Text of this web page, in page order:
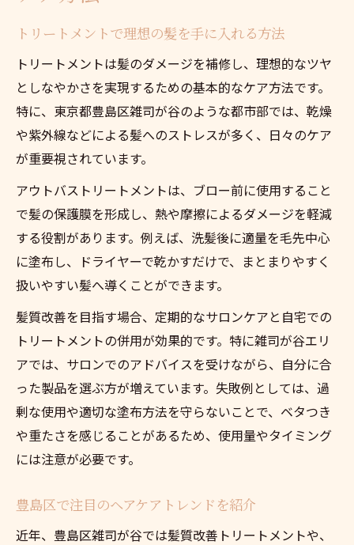
トリートメントで理想の髪を手に入れる方法
トリートメントは髪のダメージを補修し、理想的なツヤ
としなやかさを実現するための基本的なケア方法です。
特に、東京都豊島区雑司が谷のような都市部では、乾燥
や紫外線などによる髪へのストレスが多く、日々のケア
が重要視されています。
アウトバストリートメントは、ブロー前に使用すること
で髪の保護膜を形成し、熱や摩擦によるダメージを軽減
する役割があります。例えば、洗髪後に適量を毛先中心
に塗布し、ドライヤーで乾かすだけで、まとまりやすく
扱いやすい髪へ導くことができます。
髪質改善を目指す場合、定期的なサロンケアと自宅での
トリートメントの併用が効果的です。特に雑司が谷エリ
アでは、サロンでのアドバイスを受けながら、自分に合
った製品を選ぶ方が増えています。失敗例としては、過
剰な使用や適切な塗布方法を守らないことで、ベタつき
や重たさを感じることがあるため、使用量やタイミング
には注意が必要です。
豊島区で注目のヘアケアトレンドを紹介
近年、豊島区雑司が谷では髪質改善トリートメントや、